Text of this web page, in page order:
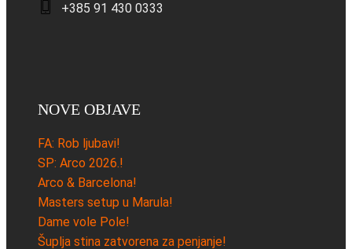
+385 91 430 0333
NOVE OBJAVE
FA: Rob ljubavi!
SP: Arco 2026.!
Arco & Barcelona!
Masters setup u Marula!
Dame vole Pole!
Šuplja stina zatvorena za penjanje!